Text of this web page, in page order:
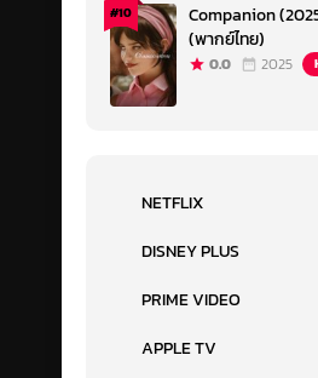
#10
Companion
(พากย์ไทย)
0.0 2025
NETFLIX
DISNEY PLUS
PRIME VIDEO
APPLE TV